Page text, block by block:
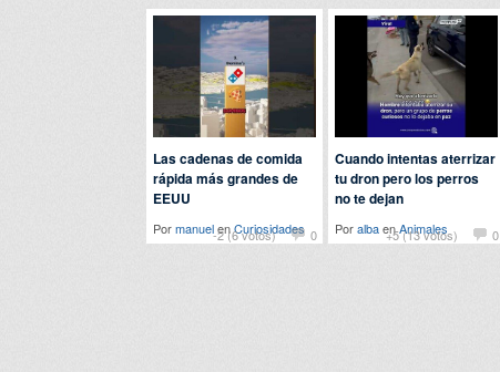
-2 (6 votos) 0
Las cadenas de comida
rápida más grandes de
EEUU
PormanuelenCuriosidades +5 (13 votos) 0
Cuando intentas aterrizar
tu dron pero los perros
no te dejan
PoralbaenAnimales